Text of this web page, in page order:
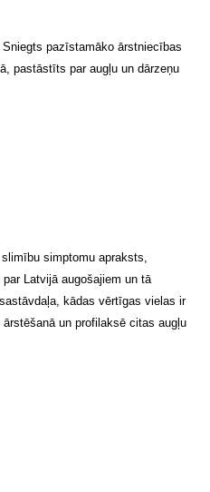
pazīstamāko ārstniecības
pastāstīts par augļu un dārzeņu
simptomu apraksts,
Latvijā augošajiem un tā
kādas vērtīgas vielas ir
un profilaksē citas augļu